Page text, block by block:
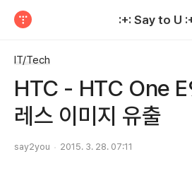
:+: Say to U
IT/Tech
HTC - HTC One
레스 이미지 유출
say2you 2015. 3. 28. 07:11